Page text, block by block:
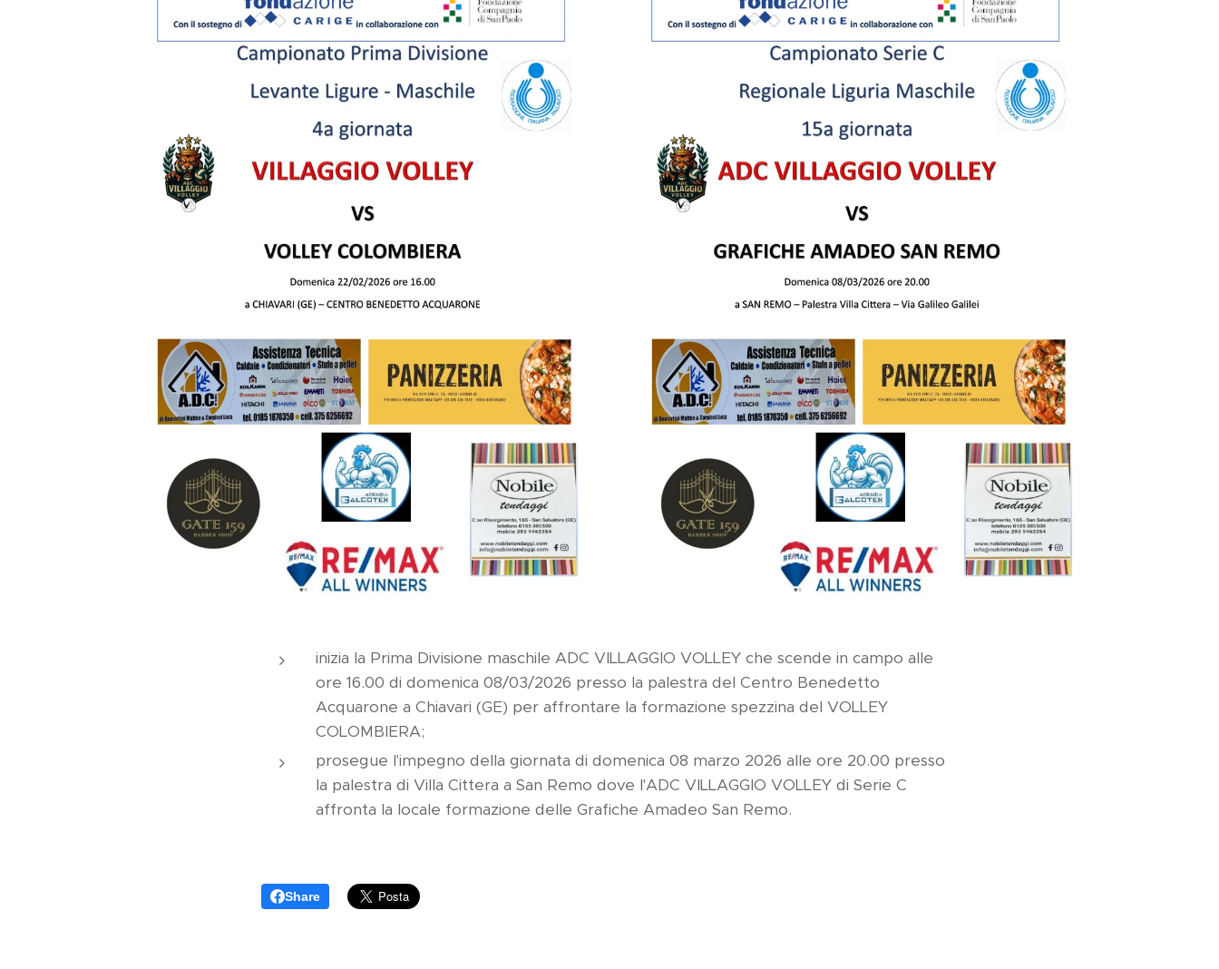
inizia la Prima Divisione maschile ADC VILLAGGIO VOLLEY che scende in campo alle
ore 16.00 di domenica 08/03/2026 presso la palestra del Centro Benedetto
Acquarone a Chiavari (GE) per affrontare la formazione spezzina del VOLLEY
COLOMBIERA;
prosegue l'impegno della giornata di domenica 08 marzo 2026 alle ore 20.00 presso
la palestra di Villa Cittera a San Remo dove l'ADC VILLAGGIO VOLLEY di Serie C
affronta la locale formazione delle Grafiche Amadeo San Remo.
Share